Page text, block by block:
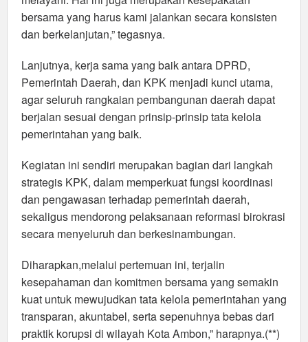
bersama yang harus kami jalankan secara konsisten
dan berkelanjutan,” tegasnya.
Lanjutnya, kerja sama yang baik antara DPRD,
Pemerintah Daerah, dan KPK menjadi kunci utama,
agar seluruh rangkaian pembangunan daerah dapat
berjalan sesuai dengan prinsip-prinsip tata kelola
pemerintahan yang baik.
Kegiatan ini sendiri merupakan bagian dari langkah
strategis KPK, dalam memperkuat fungsi koordinasi
dan pengawasan terhadap pemerintah daerah,
sekaligus mendorong pelaksanaan reformasi birokrasi
secara menyeluruh dan berkesinambungan.
Diharapkan,melalui pertemuan ini, terjalin
kesepahaman dan komitmen bersama yang semakin
kuat untuk mewujudkan tata kelola pemerintahan yang
transparan, akuntabel, serta sepenuhnya bebas dari
praktik korupsi di wilayah Kota Ambon,” harapnya.(**)